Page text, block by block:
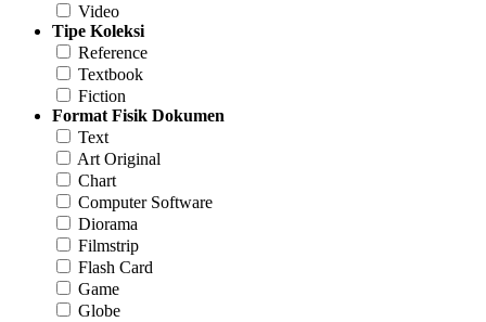
Video
Tipe Koleksi
Reference
Textbook
Fiction
Format Fisik Dokumen
Text
Art Original
Chart
Computer Software
Diorama
Filmstrip
Flash Card
Game
Globe